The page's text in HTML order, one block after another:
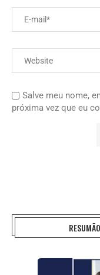
Salve meu nome,
próxima vez que eu